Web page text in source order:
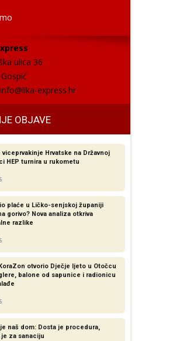
ulica 36
info@lika-express.hr
OBJAVE
viceprvakinje Hrvatske na Državnoj
HEP turnira u rukometu
plaće u Ličko-senjskoj županiji
gorivo? Nova analiza otkriva
razlike​
otvorio Dječje ljeto u Otočcu
balone od sapunice i radionicu
naš dom: Dosta je procedura,
za sanaciju